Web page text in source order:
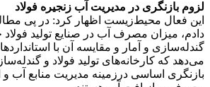
لزوم بازنگری در مدیریت آب زنجیره فولاد
این فعال محیط‌زیست اظهار کرد: در پی
دادم، میزان مصرف آب در صنایع تولید فولاد
گندله‌سازی و آمار و مقایسه آن با
می‌دهد که کارخانه‌های تولید فولاد و
بازنگری اساسی درزمینه مدیریت منابع آب و